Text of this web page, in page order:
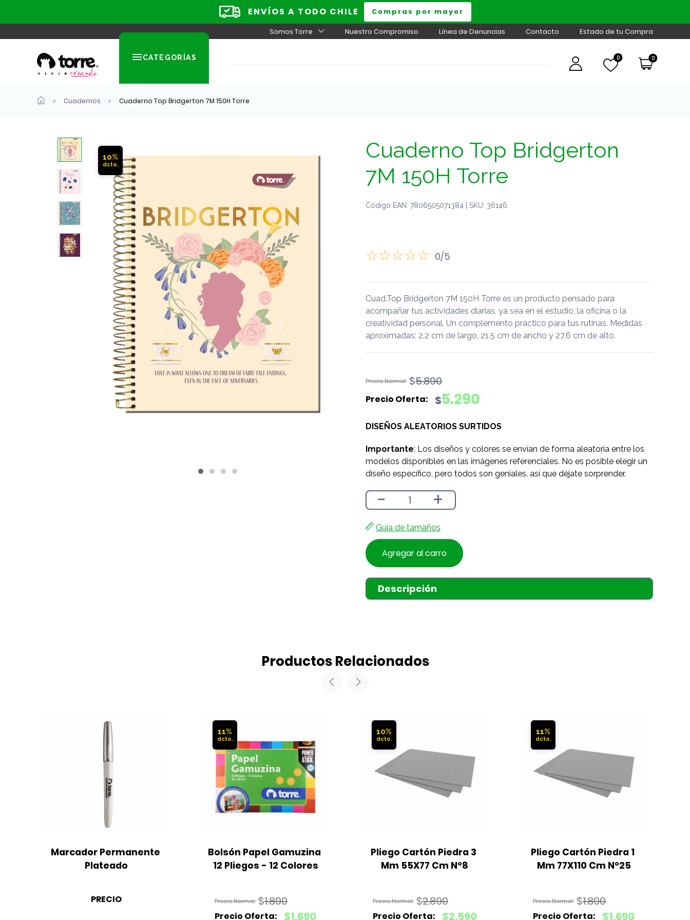
ENVÍOS A TODO CHILE Compras por mayor
Somos Torre Nuestro Compromiso Línea de Denuncias Contacto Estado de tu Compra
CATEGORÍAS 0 0
Cuadernos Cuaderno Top Bridgerton 7M 150H Torre
10%
Cuaderno Top Bridgerton
7M 150H Torre
Código EAN: 7806505071384 | SKU: 36146
0/5
Cuad.Top Bridgerton 7M 150H Torre es un producto pensado para
acompañar tus actividades diarias, ya sea en el estudio, la oficina o la
creatividad personal. Un complemento práctico para tus rutinas. Medidas
aproximadas: 2.2 cm de largo, 21.5 cm de ancho y 27.6 cm de alto.
$5.890
El
original
$5.890.
$5.290
El
actual
$5.290.
DISEÑOS ALEATORIOS SURTIDOS
Importante: Los diseños y colores se envían de forma aleatoria entre los
modelos disponibles en las imágenes referenciales. No es posible elegir un
diseño específico, pero todos son geniales, así que déjate sorprender.
- +
Guía de tamaños
Agregar al carro
Descripción
Productos Relacionados
Marcador Permanente
Plateado
PRECIO
11%
Bolsón Papel Gamuzina
12 Pliegos - 12 Colores
$1.890
El
$1.690
10%
Pliego Cartón Piedra 3
Mm 55X77 Cm N°8
$2.890
El
$2.590
11%
Pliego Cartón Piedra 1
Mm 77X110 Cm N°25
$1.890
El
$1.690